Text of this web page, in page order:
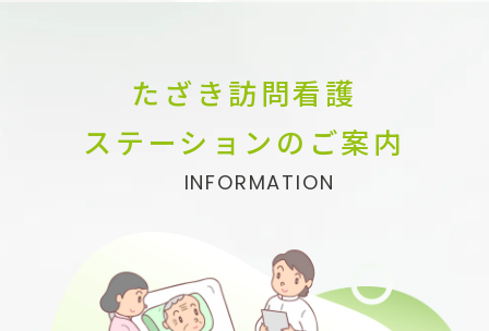
たざき訪問看護
ステーションの ご案内
INFORMATION